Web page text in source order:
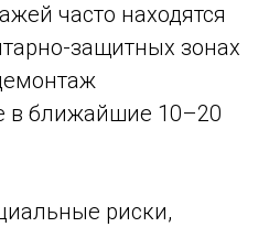
часто находятся
защитных зонах
в ближайшие 10–20
риски,